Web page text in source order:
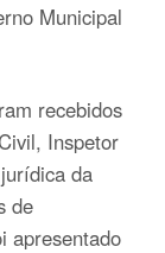
Municipal
recebidos
Inspetor
da
de
apresentado